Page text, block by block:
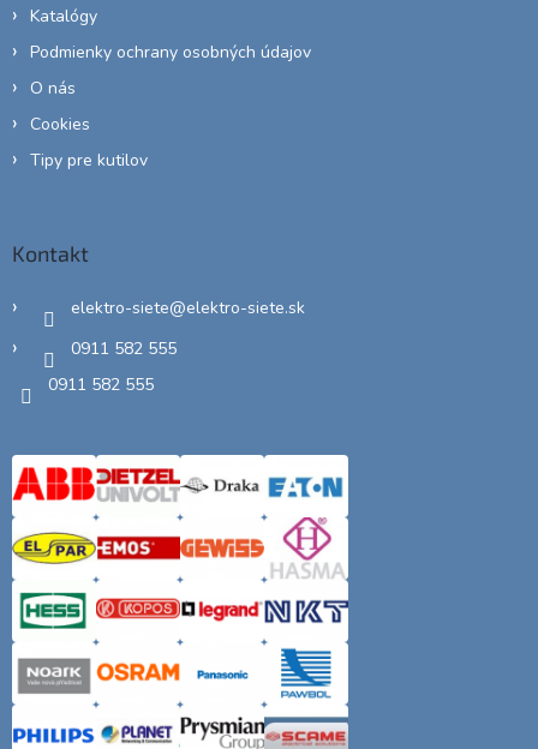
Katalógy
Podmienky ochrany osobných údajov
O nás
Cookies
Tipy pre kutilov
Kontakt
elektro-siete@elektro-siete.sk
0911 582 555
0911 582 555